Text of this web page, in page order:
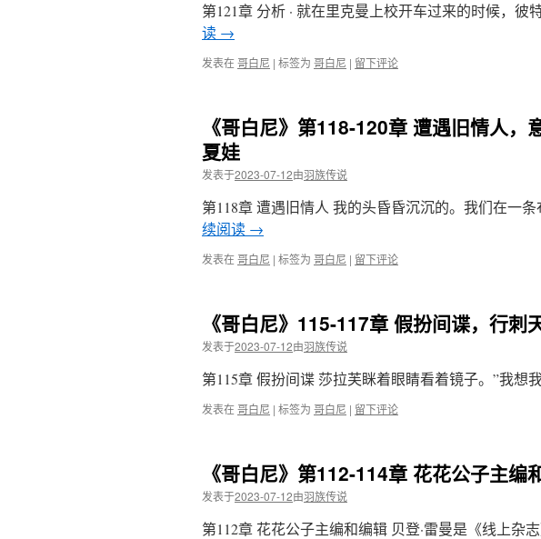
第121章 分析 · 就在里克曼上校开车过来的时候，
读 →
发表在哥白尼 | 标签为 哥白尼 | 留下评论
《哥白尼》第118-120章 遭遇旧情人
夏娃
发表于2023-07-12由羽族传说
第118章 遭遇旧情人 我的头昏昏沉沉的。我们在一
续阅读 →
发表在哥白尼 | 标签为 哥白尼 | 留下评论
《哥白尼》115-117章 假扮间谍，行
发表于2023-07-12由羽族传说
第115章 假扮间谍 莎拉芙眯着眼睛看着镜子。”我想
发表在哥白尼 | 标签为 哥白尼 | 留下评论
《哥白尼》第112-114章 花花公子主
发表于2023-07-12由羽族传说
第112章 花花公子主编和编辑 贝登·雷曼是《线上杂